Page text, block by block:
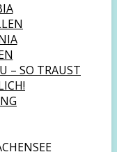
– SO TRAUST